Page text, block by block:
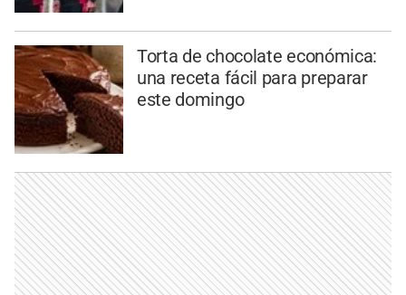
Torta de chocolate económica:
una receta fácil para preparar
este domingo